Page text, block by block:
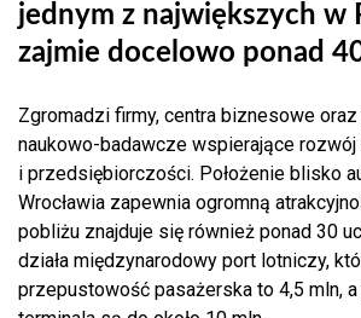
jednym z największych w
zajmie docelowo ponad
Zgromadzi firmy, centra biznesowe
naukowo-badawcze wspierające
i przedsiębiorczości. Położenie blisko
Wrocławia zapewnia ogromną
pobliżu znajduje się również ponad 30
działa międzynarodowy port lotniczy,
przepustowość pasażerska to 4,5 mln,